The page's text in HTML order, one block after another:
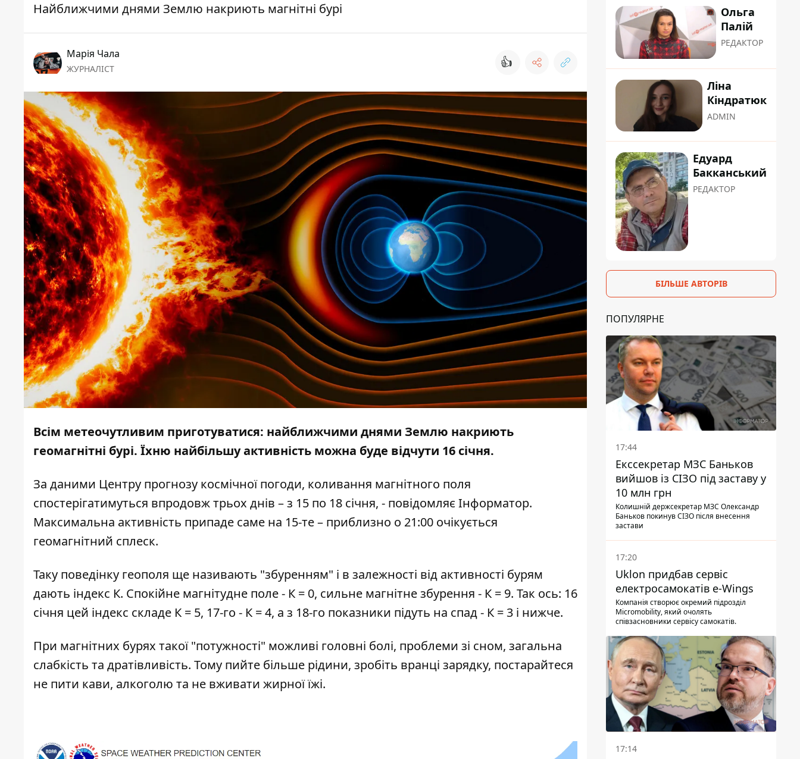
Найближчими днями Землю накриють магнітні бурі
Марія Чала
ЖУРНАЛІСТ 👍
Всім метеочутливим приготуватися: найближчими днями Землю накриють
геомагнітні бурі. Їхню найбільшу активність можна буде відчути 16 січня.
За даними Центру прогнозу космічної погоди, коливання магнітного поля
спостерігатимуться впродовж трьох днів – з 15 по 18 січня, - повідомляє Інформатор.
Максимальна активність припаде саме на 15-те – приблизно о 21:00 очікується
геомагнітний сплеск.
Таку поведінку геополя ще називають "збуренням" і в залежності від активності бурям
дають індекс К. Спокійне магнітудне поле - К = 0, сильне магнітне збурення - К = 9. Так ось: 16
січня цей індекс складе К = 5, 17-го - К = 4, а з 18-го показники підуть на спад - К = 3 і нижче.
При магнітних бурях такої "потужності" можливі головні болі, проблеми зі сном, загальна
слабкість та дратівливість. Тому пийте більше рідини, зробіть вранці зарядку, постарайтеся
не пити кави, алкоголю та не вживати жирної їжі.
Ольга
Палій
РЕДАКТОР
Ліна
Кіндратюк
ADMIN
Едуард
Бакканський
РЕДАКТОР
БІЛЬШЕ АВТОРІВ
ПОПУЛЯРНЕ
17:44
Екссекретар МЗС Баньков
вийшов із СІЗО під заставу у
10 млн грн
Колишній держсекретар МЗС Олександр
Баньков покинув СІЗО після внесення
застави
17:20
Uklon придбав сервіс
електросамокатів e-Wings
Компанія створює окремий підрозділ
Micromobility, який очолять
співзасновники сервісу самокатів.
17:14